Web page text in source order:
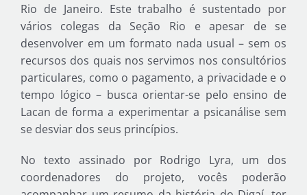
Rio de Janeiro. Este trabalho é sustentado por
vários colegas da Seção Rio e apesar de se
desenvolver em um formato nada usual – sem os
recursos dos quais nos servimos nos consultórios
particulares, como o pagamento, a privacidade e o
tempo lógico – busca orientar-se pelo ensino de
Lacan de forma a experimentar a psicanálise sem
se desviar dos seus princípios.
No texto assinado por Rodrigo Lyra, um dos
coordenadores do projeto, vocês poderão